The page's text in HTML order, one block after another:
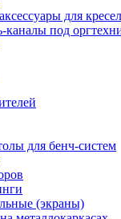
для кресел
каналы под
для бенч-систем
(экраны)